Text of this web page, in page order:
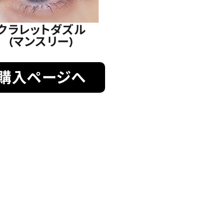
ラレットダズル
(マンスリー)
入ページへ